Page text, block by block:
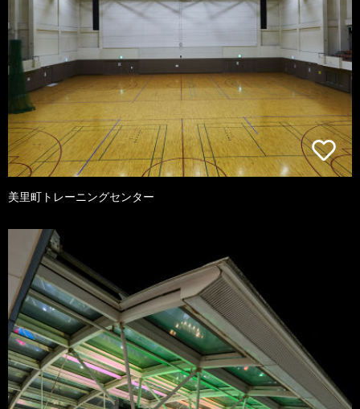
美里町トレーニングセンター